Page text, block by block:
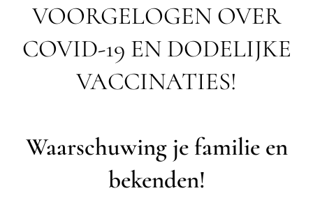
VOORGELOGEN OVER
COVID-19 EN DODELIJKE
VACCINATIES!
Waarschuwing je familie en
bekenden!